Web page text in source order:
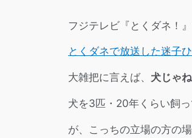
フジテレビ『とくダネ！
とくダネで放送した迷子
大雑把に言えば、 犬じゃ
犬を3匹・20年くらい飼
が、こっちの立場の方の